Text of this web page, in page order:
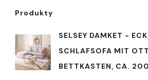
Produkty
SELSEY DAMKET -
SCHLAFSOFA MIT
BETTKASTEN, CA.